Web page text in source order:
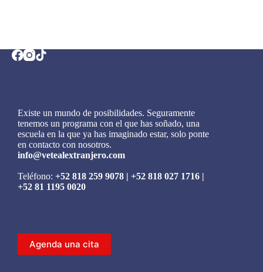
Existe un mundo de posibilidades. Seguramente
tenemos un programa con el que has soñado, una
escuela en la que ya has imaginado estar, solo ponte
en contacto con nosotros.
info@vetealextranjero.com
Teléfono: +52 818 259 9078 | +52 818 027 1716 |
+52 81 1195 0020
Agenda una cita